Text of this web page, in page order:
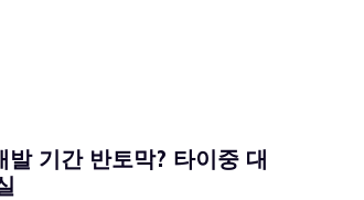
기간 반토막? 타이중 대